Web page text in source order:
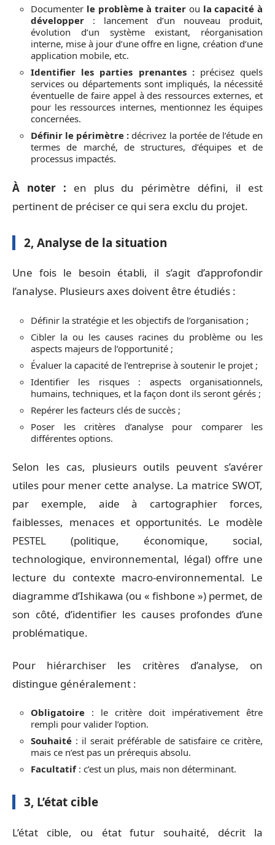
Documenter le problème à traiter ou la capacité à
développer : lancement d’un nouveau produit,
évolution d’un système existant, réorganisation
interne, mise à jour d’une offre en ligne, création d’une
application mobile, etc.
Identifier les parties prenantes :précisez quels
services ou départements sont impliqués, la nécessité
éventuelle de faire appel à des ressources externes, et
pour les ressources internes, mentionnez les équipes
concernées.
Définir le périmètre : décrivez la portée de l’étude en
termes de marché, de structures, d’équipes et de
processus impactés.
À noter : en plus du périmètre défini, il est
pertinent de préciser ce qui sera exclu du projet.
2, Analyse de la situation
Une fois le besoin établi, il s’agit d’approfondir
l’analyse. Plusieurs axes doivent être étudiés :
Définir la stratégie et les objectifs de l’organisation ;
Cibler la ou les causes racines du problème ou les
aspects majeurs de l’opportunité ;
Évaluer la capacité de l’entreprise à soutenir le projet ;
Identifier les risques : aspects organisationnels,
humains, techniques, et la façon dont ils seront gérés ;
Repérer les facteurs clés de succès ;
Poser les critères d’analyse pour comparer les
différentes options.
Selon les cas, plusieurs outils peuvent s’avérer
utiles pour mener cette analyse. La matrice SWOT,
par exemple, aide à cartographier forces,
faiblesses, menaces et opportunités. Le modèle
PESTEL (politique, économique, social,
technologique, environnemental, légal) offre une
lecture du contexte macro-environnemental. Le
diagramme d’Ishikawa (ou « fishbone ») permet, de
son côté, d’identifier les causes profondes d’une
problématique.
Pour hiérarchiser les critères d’analyse, on
distingue généralement :
Obligatoire : le critère doit impérativement être
rempli pour valider l’option.
Souhaité : il serait préférable de satisfaire ce critère,
mais ce n’est pas un prérequis absolu.
Facultatif: c’est un plus, mais non déterminant.
3, L’état cible
L’état cible, ou état futur souhaité, décrit la